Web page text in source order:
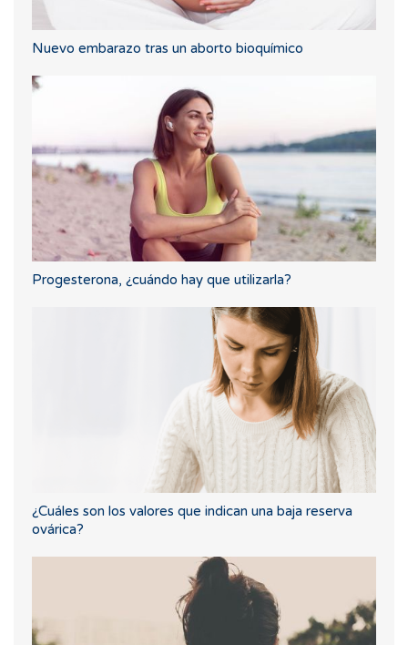
Nuevo embarazo tras un aborto bioquímico
Progesterona, ¿cuándo hay que utilizarla?
¿Cuáles son los valores que indican una baja reserva
ovárica?